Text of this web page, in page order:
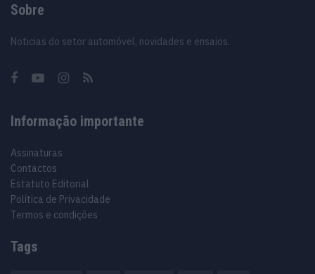
Sobre
Noticias do setor automóvel, novidades e ensaios.
Informação importante
Assinaturas
Contactos
Estatuto Editorial
Política de Privacidade
Termos e condições
Tags